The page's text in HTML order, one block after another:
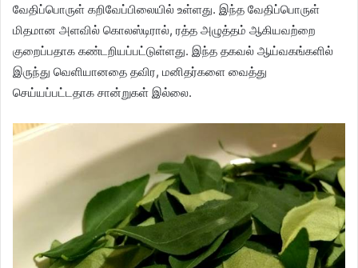
வேதிப்பொருள் கறிவேப்பிலையில் உள்ளது. இந்த வேதிப்பொருள்
மிதமான அளவில் கொலஸ்டிரால், ரத்த அழுத்தம் ஆகியவற்றை
குறைப்பதாக கண்டறியப்பட்டுள்ளது. இந்த தகவல் ஆய்வகங்களில்
இருந்து வெளியானதை தவிர, மனிதர்களை வைத்து
செய்யப்பட்டதாக சான்றுகள் இல்லை.